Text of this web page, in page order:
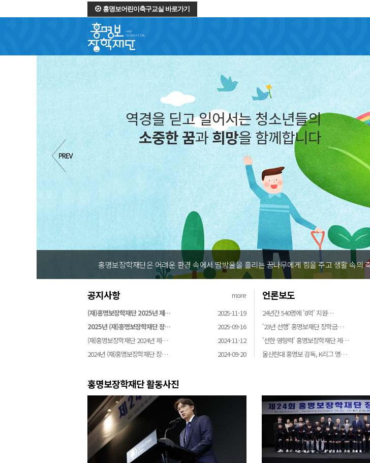
홍명보어린이축구교실 바로가기
역경을 딛고 일어서는 청소년들의
소중한 꿈과희망을 함께합니다
홍명보장학재단은 어려운 환경 속에서 땀방울을 흘리는 꿈나무에게 힘을 주고 생활 속
공지사항
more
(재)홍명보장학재단 2025년 제…
2025-11-19
2025년 (재)홍명보장학재단 장…
2025-09-16
(재)홍명보장학재단 2024년 제…
2024-11-12
2024년 (재)홍명보장학재단 장…
2024-09-20
언론보도
24년간 540명에 '8억' 지원…
'23년 선행' 홍명보재단 장학금…
'선한 영향력' 홍명보장학재단 제…
울산현대 홍명보 감독, K리그 명…
홍명보장학재단 활동사진